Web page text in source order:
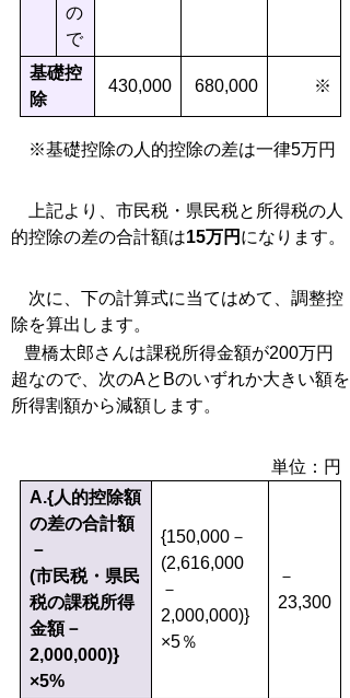
の
で
基礎控
除
430,000 680,000 ※
※基礎控除の人的控除の差は一律5万円
上記より、市民税・県民税と所得税の人
的控除の差の合計額は15万円 になります。
次に、下の計算式に当てはめて、調整控
除を算出します。
豊橋太郎さんは課税所得金額が200万円
超なので、次のAとBのいずれか大きい額を
所得割額から減額します。
単位：円
A.{人的控除額
の差の合計額
－
(市民税・県民
税の課税所得
金額－
2,000,000)}
×5%
{150,000－
(2,616,000
－
2,000,000)}
×5％
－
23,300